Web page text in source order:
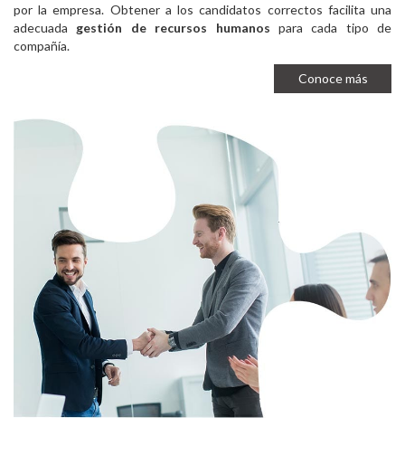
por la empresa. Obtener a los candidatos correctos facilita una
adecuada gestión de recursos humanos para cada tipo de
compañía.
Conoce más